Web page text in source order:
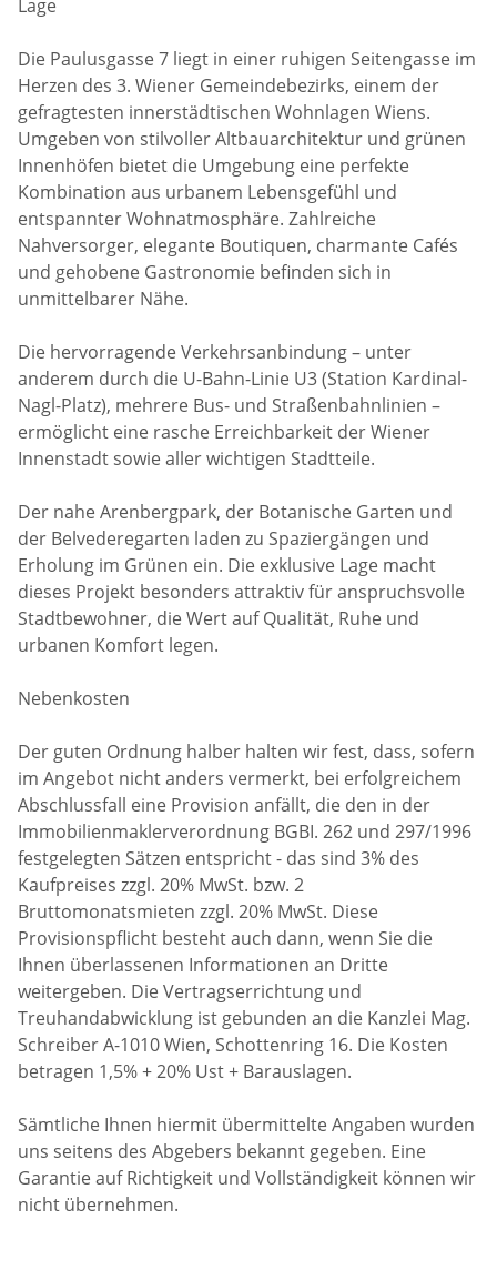
Lage
Die Paulusgasse 7 liegt in einer ruhigen Seitengasse im
Herzen des 3. Wiener Gemeindebezirks, einem der
gefragtesten innerstädtischen Wohnlagen Wiens.
Umgeben von stilvoller Altbauarchitektur und grünen
Innenhöfen bietet die Umgebung eine perfekte
Kombination aus urbanem Lebensgefühl und
entspannter Wohnatmosphäre. Zahlreiche
Nahversorger, elegante Boutiquen, charmante Cafés
und gehobene Gastronomie befinden sich in
unmittelbarer Nähe.
Die hervorragende Verkehrsanbindung – unter
anderem durch die U-Bahn-Linie U3 (Station Kardinal-
Nagl-Platz), mehrere Bus- und Straßenbahnlinien –
ermöglicht eine rasche Erreichbarkeit der Wiener
Innenstadt sowie aller wichtigen Stadtteile.
Der nahe Arenbergpark, der Botanische Garten und
der Belvederegarten laden zu Spaziergängen und
Erholung im Grünen ein. Die exklusive Lage macht
dieses Projekt besonders attraktiv für anspruchsvolle
Stadtbewohner, die Wert auf Qualität, Ruhe und
urbanen Komfort legen.
Nebenkosten
Der guten Ordnung halber halten wir fest, dass, sofern
im Angebot nicht anders vermerkt, bei erfolgreichem
Abschlussfall eine Provision anfällt, die den in der
Immobilienmaklerverordnung BGBI. 262 und 297/1996
festgelegten Sätzen entspricht - das sind 3% des
Kaufpreises zzgl. 20% MwSt. bzw. 2
Bruttomonatsmieten zzgl. 20% MwSt. Diese
Provisionspflicht besteht auch dann, wenn Sie die
Ihnen überlassenen Informationen an Dritte
weitergeben. Die Vertragserrichtung und
Treuhandabwicklung ist gebunden an die Kanzlei Mag.
Schreiber A-1010 Wien, Schottenring 16. Die Kosten
betragen 1,5% + 20% Ust + Barauslagen.
Sämtliche Ihnen hiermit übermittelte Angaben wurden
uns seitens des Abgebers bekannt gegeben. Eine
Garantie auf Richtigkeit und Vollständigkeit können wir
nicht übernehmen.